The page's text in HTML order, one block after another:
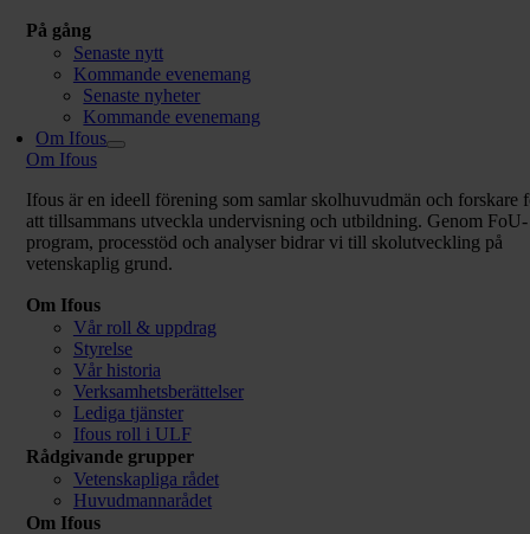
På gång
Senaste nytt
Kommande evenemang
Senaste nyheter
Kommande evenemang
Om Ifous
Om Ifous
Ifous är en ideell förening som samlar skolhuvudmän och forskare
att tillsammans utveckla undervisning och utbildning. Genom FoU-
program, processtöd och analyser bidrar vi till skolutveckling på
vetenskaplig grund.
Om Ifous
Vår roll & uppdrag
Styrelse
Vår historia
Verksamhetsberättelser
Lediga tjänster
Ifous roll i ULF
Rådgivande grupper
Vetenskapliga rådet
Huvudmannarådet
Om Ifous